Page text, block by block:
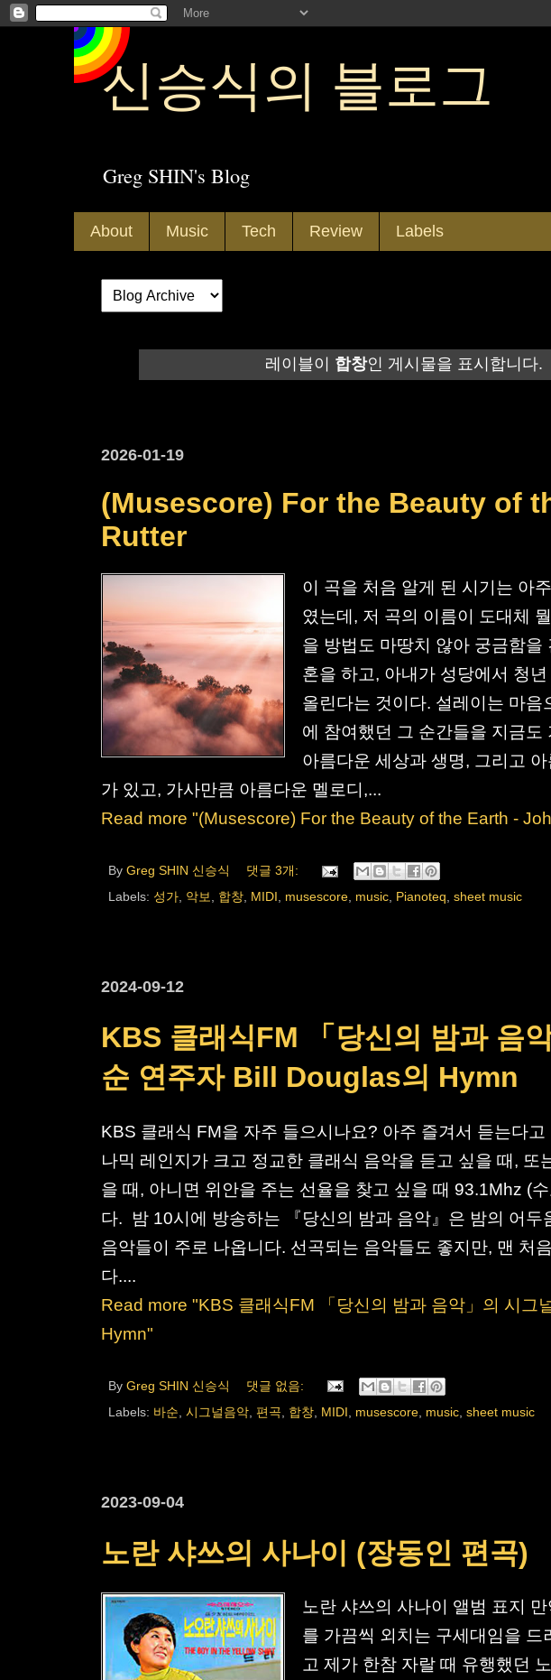
신승식의 블로그
Greg SHIN's Blog
About Music Tech Review Labels
레이블이 합창인 게시물을 표시합니다.
2026-01-19
(Musescore) For the Beauty of
Rutter
이 곡을 처음 알게 된 시기는 아
였는데, 저 곡의 이름이 도대체
을 방법도 마땅치 않아 궁금함을
혼을 하고, 아내가 성당에서 청
올린다는 것이다. 설레이는 마
에 참여했던 그 순간들을 지금
아름다운 세상과 생명, 그리고
가 있고, 가사만큼 아름다운 멜로디,...
Read more "(Musescore) For the Beauty of the Earth -
By Greg SHIN 신승식
댓글 3개:
Labels: 성가 악보 합창 MIDI musescore music Pianoteq sheet music
2024-09-12
KBS 클래식FM 「당신의 밤과 음
순 연주자 Bill Douglas의 Hymn
KBS 클래식 FM을 자주 들으시나요? 아주 즐겨서 듣는다
나믹 레인지가 크고 정교한 클래식 음악을 듣고 싶을 때, 또
을 때, 아니면 위안을 주는 선율을 찾고 싶을 때 93.1Mhz (
다. 밤 10시에 방송하는 『당신의 밤과 음악』은 밤의 어
음악들이 주로 나옵니다. 선곡되는 음악들도 좋지만, 맨 처
다....
Read more "KBS 클래식FM 「당신의 밤과 음악」의 시그
Hymn"
By Greg SHIN 신승식
댓글 없음:
Labels: 바순 시그널음악 편곡 합창 MIDI musescore music sheet music
2023-09-04
노란 샤쓰의 사나이 (장동인 편곡)
노란 샤쓰의 사나이 앨범 표지
를 가끔씩 외치는 구세대임을
고 제가 한참 자랄 때 유행했던